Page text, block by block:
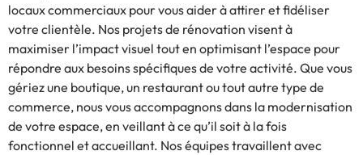
locaux commerciaux pour vous aider à attirer et fidéliser
votre clientèle. Nos projets de rénovation visent à
maximiser l’impact visuel tout en optimisant l’espace pour
répondre aux besoins spécifiques de votre activité. Que vous
gériez une boutique, un restaurant ou tout autre type de
commerce, nous vous accompagnons dans la modernisation
de votre espace, en veillant à ce qu’il soit à la fois
fonctionnel et accueillant. Nos équipes travaillent avec